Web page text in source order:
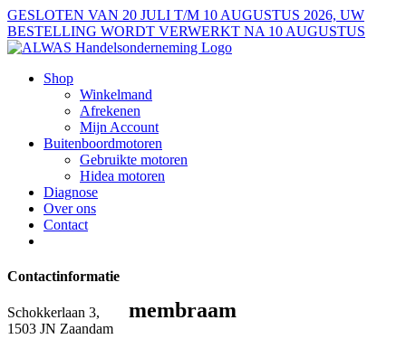
Ga
naar
inhoud
GESLOTEN VAN 20 JULI T/M 10 AUGUSTUS 2026, UW
BESTELLING WORDT VERWERKT NA 10 AUGUSTUS
Shop
Winkelmand
Afrekenen
Mijn Account
Buitenboordmotoren
Gebruikte motoren
Hidea motoren
Diagnose
Over ons
Contact
membraam
Contactinformatie
Schokkerlaan 3,
1503 JN Zaandam